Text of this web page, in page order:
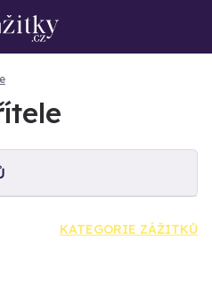
KATEGORIE ZÁŽITKŮ